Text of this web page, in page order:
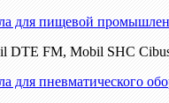
для пищевой
DTE FM, Mobil SHC
для пневматического